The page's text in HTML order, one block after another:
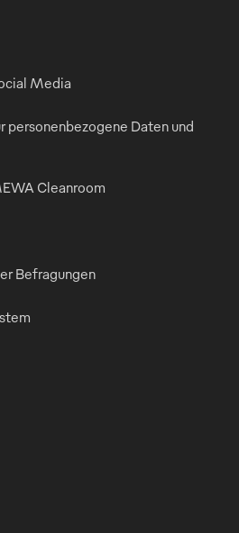
Media
personenbezogene Daten und
Cleanroom
Befragungen